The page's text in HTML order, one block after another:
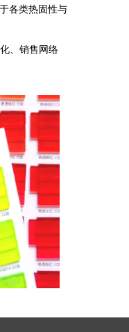
各类热固性与
、销售网络